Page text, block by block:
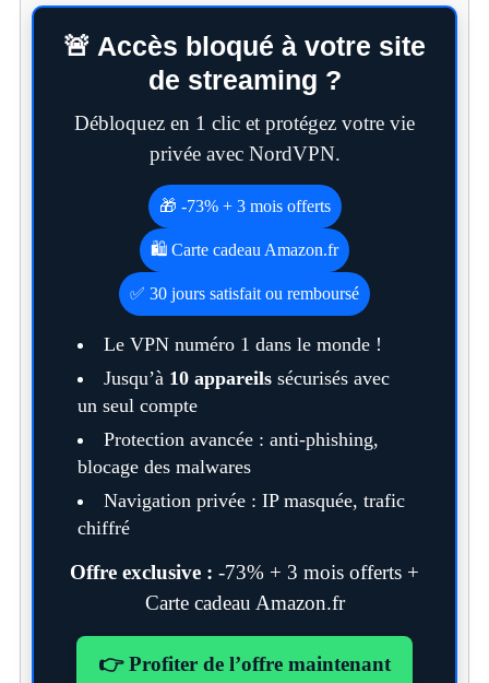
🚨 Accès bloqué à votre site
de streaming ?
Débloquez en 1 clic et protégez votre vie
privée avec NordVPN.
🎁 -73% + 3 mois offerts
🛍️ Carte cadeau Amazon.fr
✅ 30 jours satisfait ou remboursé
Le VPN numéro 1 dans le monde !
Jusqu’à 10 appareilssécurisés avec
un seul compte
Protection avancée : anti-phishing,
blocage des malwares
Navigation privée : IP masquée, trafic
chiffré
Offre exclusive : -73% + 3 mois offerts +
Carte cadeau Amazon.fr
👉 Profiter de l’offre maintenant